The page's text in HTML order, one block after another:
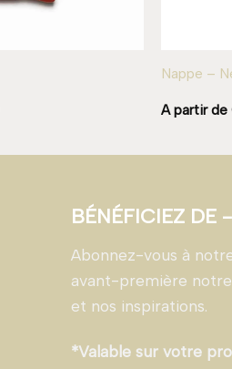
Nappe –
A partir de
BÉNÉFICIEZ DE
Abonnez-vous à
avant-première
et nos inspirations.
*Valable sur votre